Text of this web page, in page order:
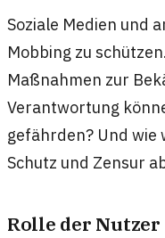
Soziale Medien und
Mobbing zu
Maßnahmen zur
Verantwortung
gefährden? Und wie
Schutz und Zensur
Rolle der Nutzer